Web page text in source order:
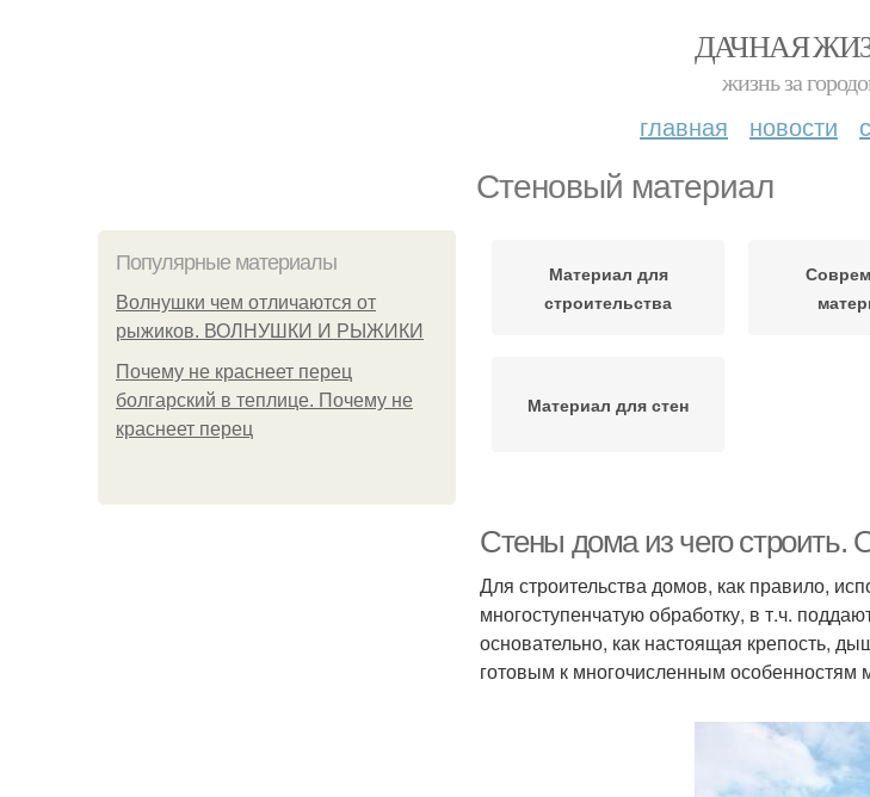
ДАЧНАЯ
жизнь за
главная новости
Стеновый материал
Популярные материалы
Волнушки чем отличаются от
рыжиков. ВОЛНУШКИ И РЫЖИКИ
Почему не краснеет перец
болгарский в теплице. Почему не
краснеет перец
Материал для
строительства
Материал для стен
Стены дома из чего строить.
Для строительства домов, как правило,
многоступенчатую обработку, в т.ч.
основательно, как настоящая крепость,
готовым к многочисленным особенностям